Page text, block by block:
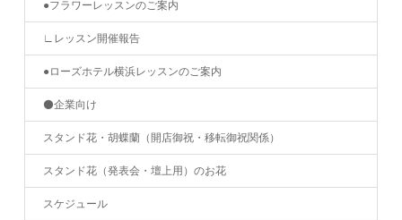
●フラワーレッスンのご案内
∟レッスン開催報告
●ローズホテル横浜レッスンのご案内
⚫️企業向け
スタンド花・胡蝶蘭（開店御祝・移転御祝関係）
スタンド花（発表会・壇上用）のお花
スケジュール